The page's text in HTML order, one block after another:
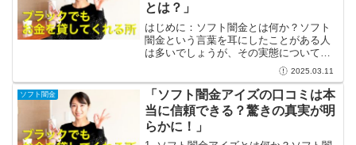
とは？」
はじめに：ソフト闇金とは何か？ソフト
闇金という言葉を耳にしたことがある人
は多いでしょうが、その実態について詳
しく知っている方は少ないかもしれませ
ん。一般的な金融機関とは異なり、ソフ
ト闇金はその名の通り、裏に潜む危険を
秘めていますが、意外なメ...
2025.03.11
ソフト闇金
「ソフト闇金アイズの口コミは本
当に信頼できる？驚きの真実が明
らかに！」